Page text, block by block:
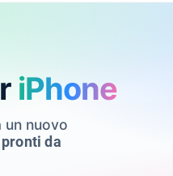
iPhone
un nuovo
pronti da